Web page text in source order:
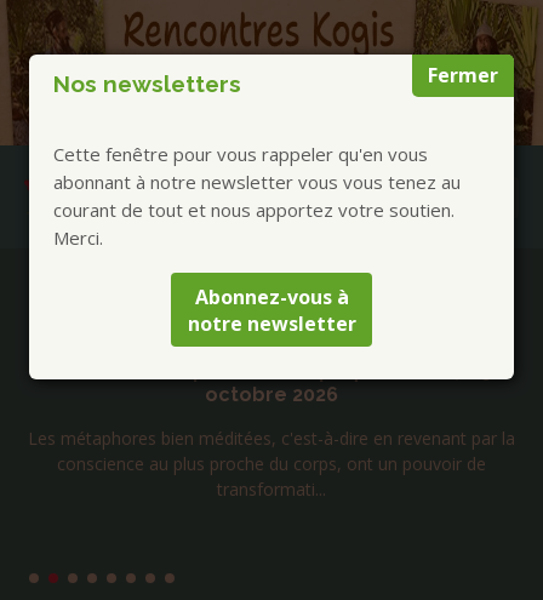
Fermer
Nos newsletters
Cette fenêtre pour vous rappeler qu'en vous
abonnant à notre newsletter vous vous tenez au
courant de tout et nous apportez votre soutien.
Merci.
Abonnez-vous à
notre newsletter
Publications à la Une !
Jacques Vigne – Métaphores du Bouddha
octobre 2026
Les métaphores bien méditées, c'est-à-dire en revenant par la
conscience au plus proche du corps, ont un pouvoir de
transformati...